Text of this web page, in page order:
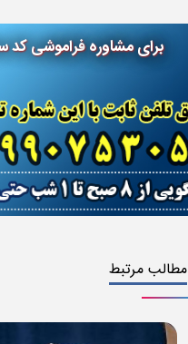
برای مشاورهفراموشی کد
مطالب مرتبط